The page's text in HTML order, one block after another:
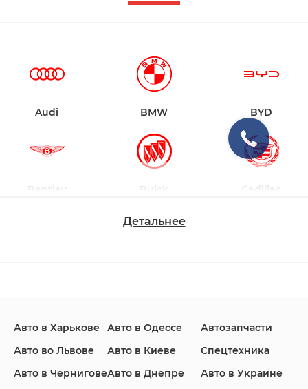
Audi BMW BYD
Bentley Buick Cadillac
Детальнее
Авто в Харькове
Авто во Львове
Авто в Чернигове
Авто в Одессе
Авто в Киеве
Авто в Днепре
Автозапчасти
Спецтехника
Авто в Украине